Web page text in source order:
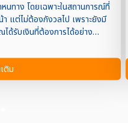
นทาง โดยเฉพาะในสถานการณ์ที่
แต่ไม่ต้องกังวลไป เพราะยังมี
ด้รับเงินที่ต้องการได้อย่าง
คุณ” ในปัจจุบันนี้หลายๆคนทั้ง
จการ ก็เคยประสบปัญหาเงินทุน
สบปัญหาเรื่องเศรษฐกิจต่างๆจึง
ด่วนเป็นเรื่องเร่งด่วนและสำคัญ
ติม